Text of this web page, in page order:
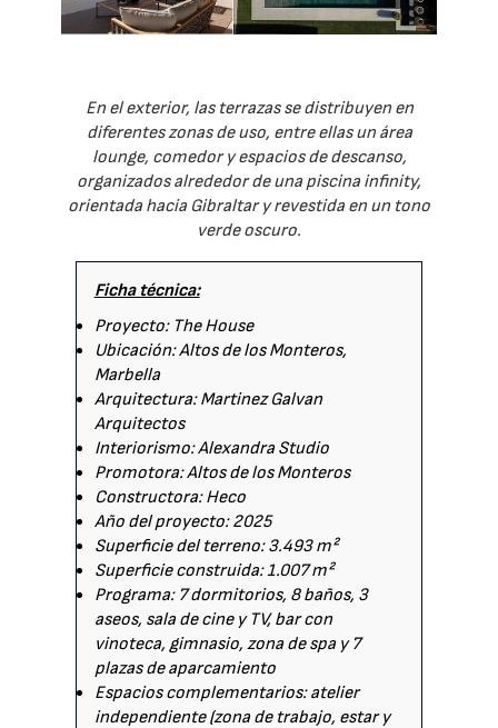
En el exterior, las terrazas se distribuyen en
diferentes zonas de uso, entre ellas un área
lounge, comedor y espacios de descanso,
organizados alrededor de una piscina infinity,
orientada hacia Gibraltar y revestida en un tono
verde oscuro.
Ficha técnica:
Proyecto: The House
Ubicación: Altos de los Monteros,
Marbella
Arquitectura: Martinez Galvan
Arquitectos
Interiorismo: Alexandra Studio
Promotora: Altos de los Monteros
Constructora: Heco
Año del proyecto: 2025
Superficie del terreno: 3.493 m²
Superficie construida: 1.007 m²
Programa: 7 dormitorios, 8 baños, 3
aseos, sala de cine y TV, bar con
vinoteca, gimnasio, zona de spa y 7
plazas de aparcamiento
Espacios complementarios: atelier
independiente (zona de trabajo, estar y